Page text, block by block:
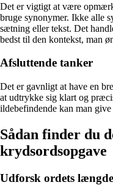
Det er vigtigt at være
bruge synonymer. Ikke alle
sætning eller tekst. Det
bedst til den kontekst, man
Afsluttende tanker
Det er gavnligt at have en
at udtrykke sig klart og
ildebefindende kan man
Sådan finder du
krydsordsopgave
Udforsk ordets længde